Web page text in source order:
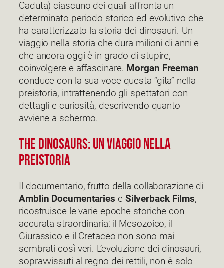
Caduta) ciascuno dei quali affronta un
determinato periodo storico ed evolutivo che
ha caratterizzato la storia dei dinosauri. Un
viaggio nella storia che dura milioni di anni e
che ancora oggi è in grado di stupire,
coinvolgere e affascinare. Morgan Freeman
conduce con la sua voce questa “gita” nella
preistoria, intrattenendo gli spettatori con
dettagli e curiosità, descrivendo quanto
avviene a schermo.
The Dinosaurs: un viaggio nella
preistoria
Il documentario, frutto della collaborazione di
Amblin Documentaries e Silverback Films,
ricostruisce le varie epoche storiche con
accurata straordinaria: il Mesozoico, il
Giurassico e il Cretaceo non sono mai
sembrati così veri. L’evoluzione dei dinosauri,
sopravvissuti al regno dei rettili, non è solo